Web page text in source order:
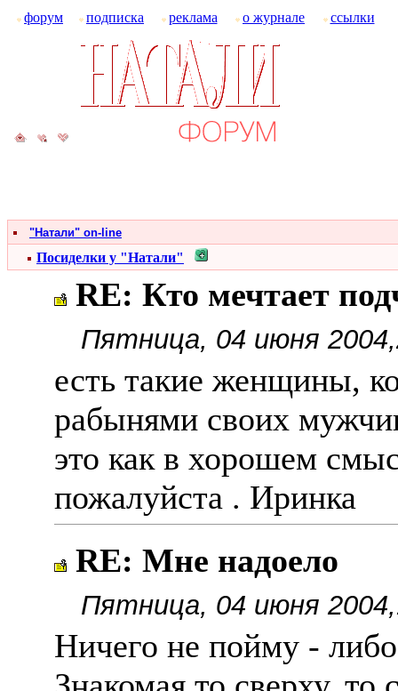
форум подписка реклама о журнале ссылки
"Натали" on-line
Посиделки у "Натали"
RE: Кто мечтает
Пятница, 04 июня
есть такие женщины,
рабынями своих
это как в хорошем
пожалуйста . Иринка
RE: Мне надоело
Пятница, 04 июня
Ничего не пойму -